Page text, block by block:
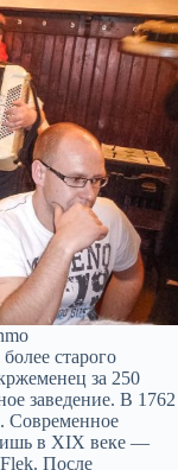
старого
за 250
заведение. В 1762
Современное
в XIX веке —
После